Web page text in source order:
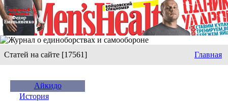
Статей на сайте [17561] Главная
Айкидо
История